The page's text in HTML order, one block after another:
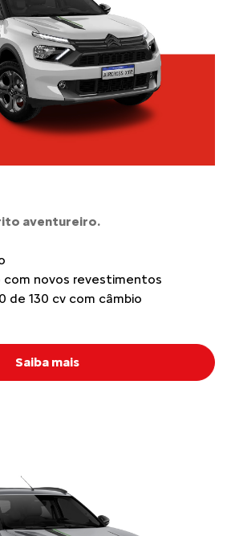
aventureiro.
com novos revestimentos
de 130 cv com câmbio
Saiba mais